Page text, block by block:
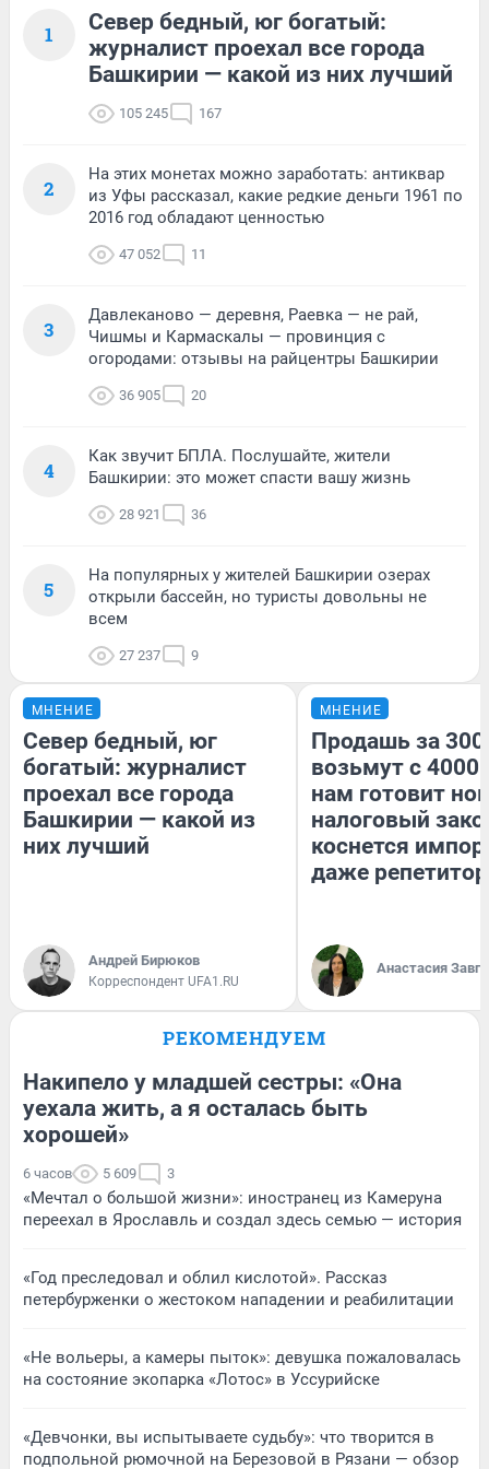
1
Север бедный, юг богатый:
журналист проехал все города
Башкирии — какой из них лучший
105 245 167
2
На этих монетах можно заработать: антиквар
из Уфы рассказал, какие редкие деньги 1961 по
2016 год обладают ценностью
47 052 11
3
Давлеканово — деревня, Раевка — не рай,
Чишмы и Кармаскалы — провинция с
огородами: отзывы на райцентры Башкирии
36 905 20
4
Как звучит БПЛА. Послушайте, жители
Башкирии: это может спасти вашу жизнь
28 921 36
5
На популярных у жителей Башкирии озерах
открыли бассейн, но туристы довольны не
всем
27 237 9
МНЕНИЕ
Север бедный, юг
богатый: журналист
проехал все города
Башкирии — какой из
них лучший
Андрей Бирюков
Корреспондент UFA1.RU
МНЕНИЕ
Продашь за
возьмут с
нам готовит
налоговый
коснется
даже
Анастасия
РЕКОМЕНДУЕМ
Накипело у младшей сестры: «Она
уехала жить, а я осталась быть
хорошей»
6 часов 5 609 3
«Мечтал о большой жизни»: иностранец из Камеруна
переехал в Ярославль и создал здесь семью — история
«Год преследовал и облил кислотой». Рассказ
петербурженки о жестоком нападении и реабилитации
«Не вольеры, а камеры пыток»: девушка пожаловалась
на состояние экопарка «Лотос» в Уссурийске
«Девчонки, вы испытываете судьбу»: что творится в
подпольной рюмочной на Березовой в Рязани — обзор